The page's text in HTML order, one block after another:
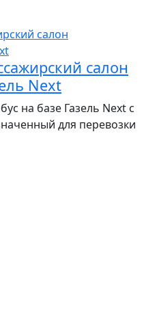
салон
Next
на базе Газель Next с
для перевозки